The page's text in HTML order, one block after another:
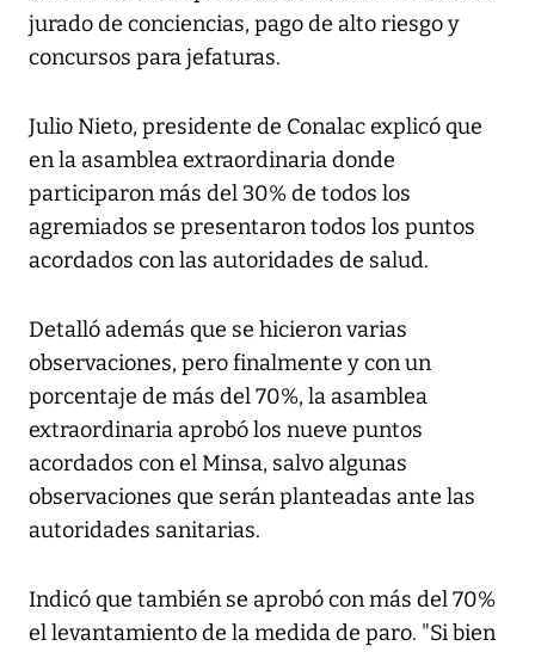
jurado de conciencias, pago de alto riesgo y
concursos para jefaturas.
Julio Nieto, presidente de Conalac explicó que
en la asamblea extraordinaria donde
participaron más del 30% de todos los
agremiados se presentaron todos los puntos
acordados con las autoridades de salud.
Detalló además que se hicieron varias
observaciones, pero finalmente y con un
porcentaje de más del 70%, la asamblea
extraordinaria aprobó los nueve puntos
acordados con el Minsa, salvo algunas
observaciones que serán planteadas ante las
autoridades sanitarias.
Indicó que también se aprobó con más del 70%
el levantamiento de la medida de paro. "Si bien